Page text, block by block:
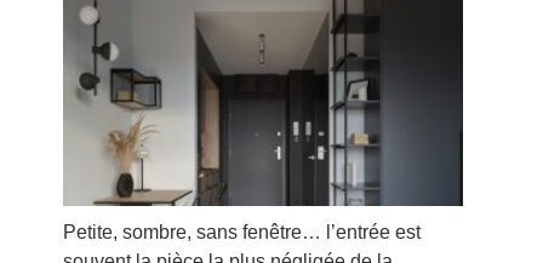
Petite, sombre, sans fenêtre… l’entrée est